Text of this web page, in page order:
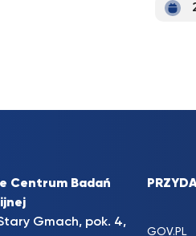
Centrum Badań
Gmach, pok. 4,
GOV.PL